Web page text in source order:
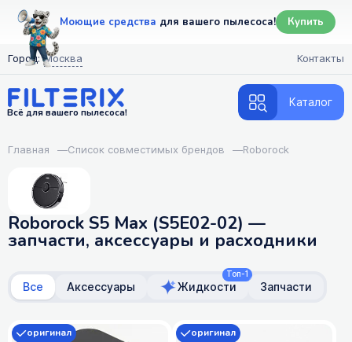
Моющие средства для вашего пылесоса! Купить
Город: Москва Контакты
Всё для вашего пылесоса!
Каталог
Главная —Список совместимых брендов —Roborock
Roborock S5 Max (S5E02-02) —
запчасти, аксессуары и расходники
Все Аксессуары
Топ-1
Жидкости Запчасти
оригинал оригинал